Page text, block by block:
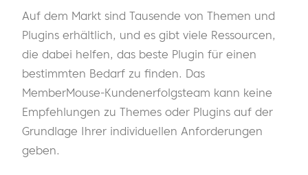
Auf dem Markt sind Tausende von Themen und
Plugins erhältlich, und es gibt viele Ressourcen,
die dabei helfen, das beste Plugin für einen
bestimmten Bedarf zu finden. Das
MemberMouse-Kundenerfolgsteam kann keine
Empfehlungen zu Themes oder Plugins auf der
Grundlage Ihrer individuellen Anforderungen
geben.